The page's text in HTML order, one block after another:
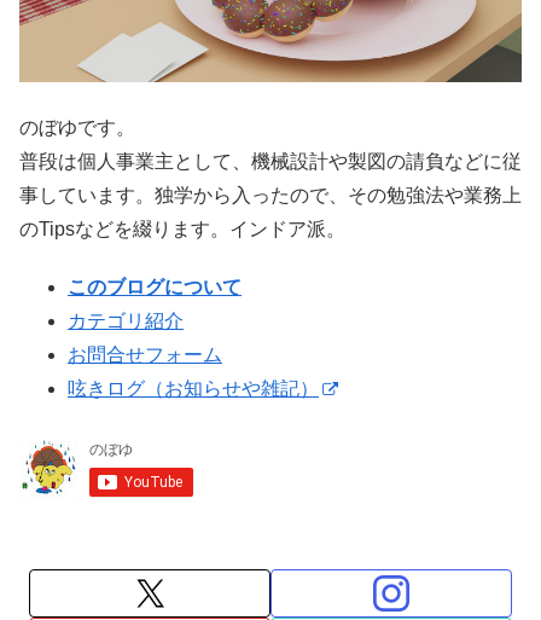
のぼゆです。
普段は個人事業主として、機械設計や製図の請負などに従
事しています。独学から入ったので、その勉強法や業務上
のTipsなどを綴ります。インドア派。
このブログについて
カテゴリ紹介
お問合せフォーム
呟きログ（お知らせや雑記）